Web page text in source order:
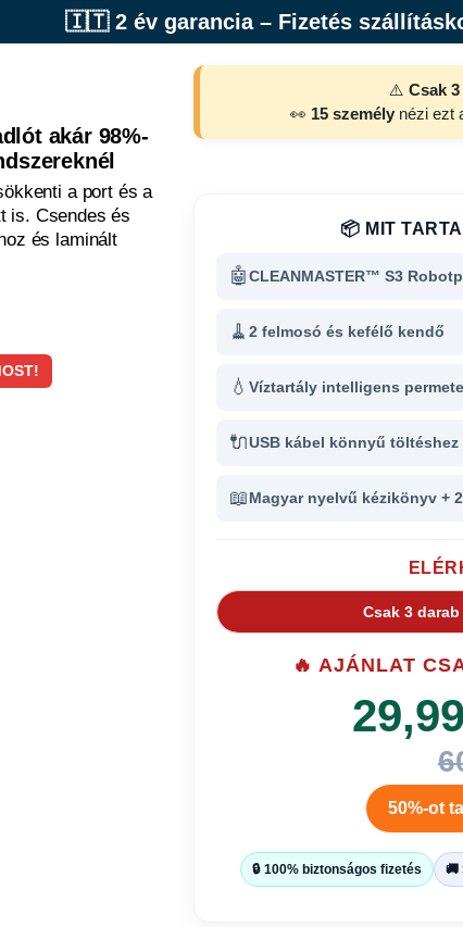
🇮🇹 2 év garancia – Fizetés
akár 98%-
a port és a
is. Csendes és
és laminált
⚠️Csak
👀 15 személynézi ezt
📦 MIT
🤖CLEANMASTER™ S3
🧹2 felmosó és kefélő kendő
💧Víztartály intelligens
🔌USB kábel könnyű töltéshez
📖Magyar nyelvű kézikönyv +
Csak 3
🔥 AJÁNLAT
50%-ot
🔒 100% biztonságos fizetés 🚚